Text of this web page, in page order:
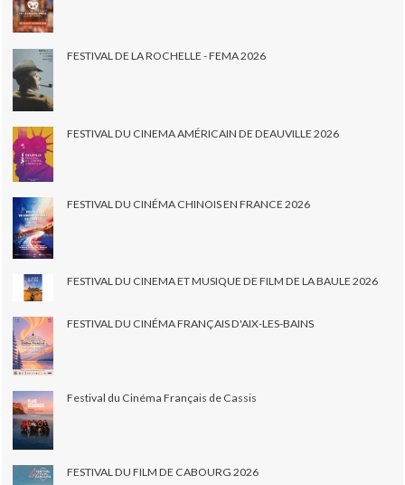
FESTIVAL DE LA ROCHELLE - FEMA 2026
FESTIVAL DU CINEMA AMÉRICAIN DE DEAUVILLE 2026
FESTIVAL DU CINÉMA CHINOIS EN FRANCE 2026
FESTIVAL DU CINEMA ET MUSIQUE DE FILM DE LA BAULE 2026
FESTIVAL DU CINÉMA FRANÇAIS D'AIX-LES-BAINS
Festival du Cinéma Français de Cassis
FESTIVAL DU FILM DE CABOURG 2026